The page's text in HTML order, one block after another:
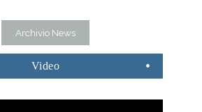
Archivio News
Video